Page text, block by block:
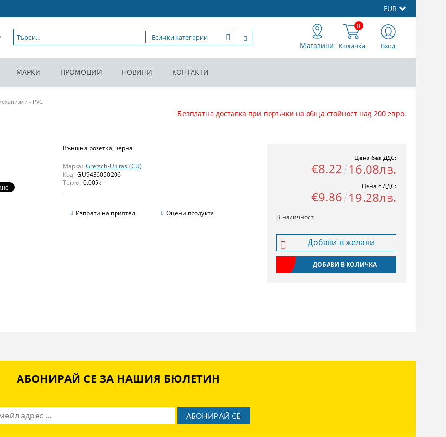
EUR
Магазини Количка
0
Вход
МАРКИ ПРОМОЦИИ НОВИНИ КОНТАКТИ
- PVC
Безплатна доставка при поръчки на обща стойност над 200 евро.
Външна розетка, черна
Марка: Gretsch-Unitas (GU)
Код: GU9436050206
Тегло: 0.005кг
Изпрати на приятел Оцени продукта
Цена без ДДС:
€8.22 16.08лв.
Цена с ДДС:
€9.86 19.28лв.
В наличност
Добави в желани
АБОНИРАЙ СЕ ЗА НАШИЯ БЮЛЕТИН